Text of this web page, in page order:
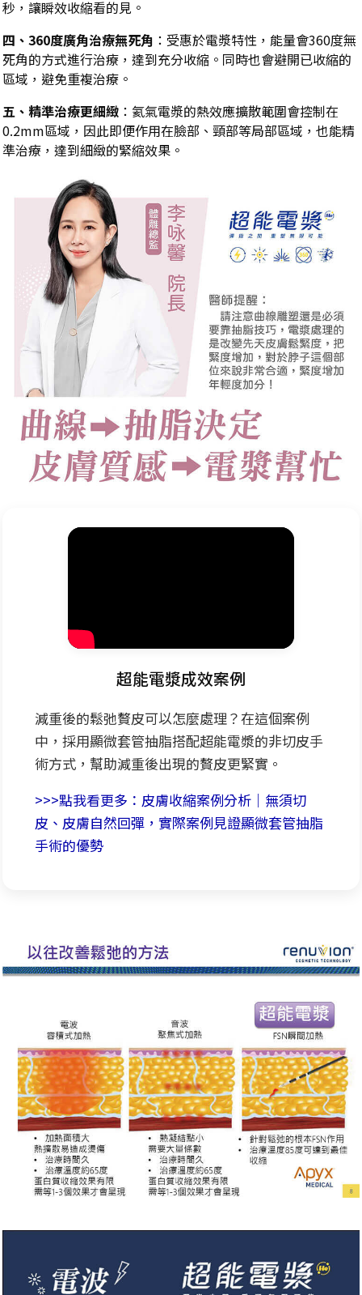
秒，讓瞬效收縮看的見。
四、360度廣角治療無死角 ：受惠於電漿特性，能量會360度無
死角的方式進行治療，達到充分收縮。同時也會避開已收縮的
區域，避免重複治療。
五、精準治療更細緻 ：氦氣電漿的熱效應擴散範圍會控制在
0.2mm區域，因此即便作用在臉部、頸部等局部區域，也能精
準治療，達到細緻的緊縮效果。
超能電漿成效案例
減重後的鬆弛贅皮可以怎麼處理？在這個案例
中，採用顯微套管抽脂搭配超能電漿的非切皮手
術方式，幫助減重後出現的贅皮更緊實。
>>>點我看更多：皮膚收縮案例分析｜無須切
皮、皮膚自然回彈，實際案例見證顯微套管抽脂
手術的優勢